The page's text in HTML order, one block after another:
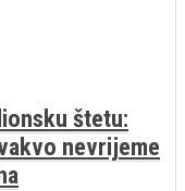
štetu:
nevrijeme